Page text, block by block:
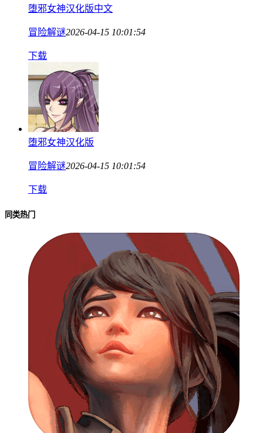
堕邪女神汉化版中文
冒险解谜2026-04-15 10:01:54
下载
堕邪女神汉化版
冒险解谜2026-04-15 10:01:54
下载
同类热门